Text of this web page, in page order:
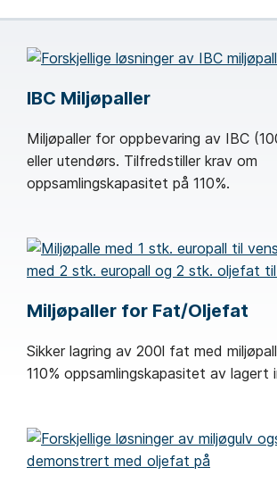
IBC Miljøpaller
Miljøpaller for oppbevaring av IBC
eller utendørs. Tilfredstiller krav om
oppsamlingskapasitet på 110%.
Miljøpaller for Fat/Oljefat
Sikker lagring av 200l fat med
110% oppsamlingskapasitet av lagert